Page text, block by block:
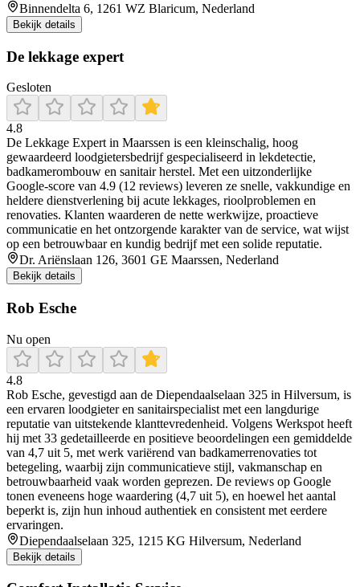
Binnendelta 6, 1261 WZ Blaricum, Nederland
Bekijk details
De lekkage expert
Gesloten
4.8
De Lekkage Expert in Maarssen is een kleinschalig, hoog
gewaardeerd loodgietersbedrijf gespecialiseerd in lekdetectie,
badkamerombouw en sanitair herstel. Met een uitzonderlijke
Google-score van 4.9 (12 reviews) leveren ze snelle, vakkundige en
heldere dienstverlening bij acute lekkages, rioolproblemen en
renovaties. Klanten waarderen de nette werkwijze, proactieve
communicatie en het ontzorgende karakter van de service, wat wijst
op een betrouwbaar en kundig bedrijf met een solide reputatie.
Dr. Ariënslaan 126, 3601 GE Maarssen, Nederland
Bekijk details
Rob Esche
Nu open
4.8
Rob Esche, gevestigd aan de Diependaalselaan 325 in Hilversum, is
een ervaren loodgieter en sanitairspecialist met een langdurige
reputatie van uitstekende klanttevredenheid. Volgens Werkspot heeft
hij met 33 gedetailleerde en positieve beoordelingen een gemiddelde
van 4,7 uit 5, met werk variërend van badkamerrenovaties tot
betegeling, waarbij zijn communicatieve stijl, vakmanschap en
betrouwbaarheid vaak worden geprezen. De reviews op Google
tonen eveneens hoge waardering (4,7 uit 5), en hoewel het aantal
beperkt is, zijn hun inhoud authentiek en consistent met eerdere
ervaringen.
Diependaalselaan 325, 1215 KG Hilversum, Nederland
Bekijk details